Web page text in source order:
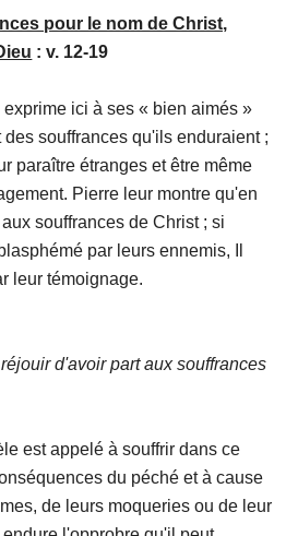
pour le nom de Christ,
: v. 12-19
ici à ses « bien aimés »
souffrances qu'ils enduraient ;
paraître étranges et être même
Pierre leur montre qu'en
souffrances de Christ ; si
par leurs ennemis, Il
leur témoignage.
d'avoir part aux souffrances
est appelé à souffrir dans ce
du péché et à cause
de leurs moqueries ou de leur